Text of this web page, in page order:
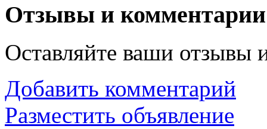
Отзывы и комментарии
Оставляйте ваши отзывы
Добавить комментарий
Разместить объявление